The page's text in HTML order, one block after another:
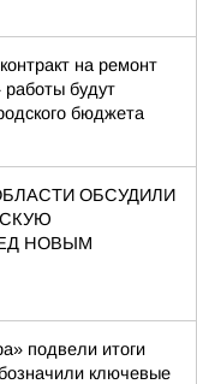
на ремонт
работы будут
бюджета
ОБСУДИЛИ
НОВЫМ
подвели итоги
ключевые